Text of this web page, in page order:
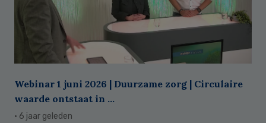
Webinar 1 juni 2026 | Duurzame zorg | Circulaire
waarde ontstaat in ...
· 6 jaar geleden